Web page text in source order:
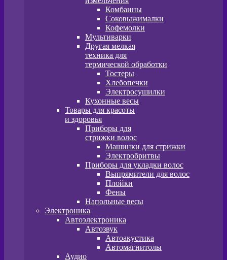
Комбаины
Соковыжималки
Кофемолки
Мультиварки
Другая мелкая
техника для
термической обработки
Тостеры
Хлебопечки
Электросушилки
Кухонные весы
Товары для красоты
и здоровья
Приборы для
стрижки волос
Машинки для стрижки
Электробритвы
Приборы для укладки волос
Выпрямители для волос
Плойки
Фены
Напольные весы
Электроника
Автоэлектроника
Автозвук
Автоакустика
Автомагнитолы
Аудио